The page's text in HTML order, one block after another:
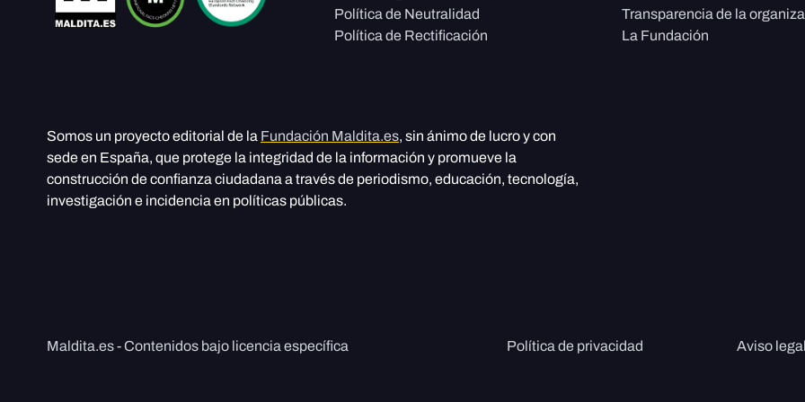
Política de Neutralidad
Política de Rectificación
Transparencia de la
La Fundación
Somos un proyecto editorial de la Fundación Maldita.es, sin ánimo de lucro y con
sede en España, que protege la integridad de la información y promueve la
construcción de confianza ciudadana a través de periodismo, educación, tecnología,
investigación e incidencia en políticas públicas.
Maldita.es - Contenidos bajo licencia específica Política de privacidad Aviso legal